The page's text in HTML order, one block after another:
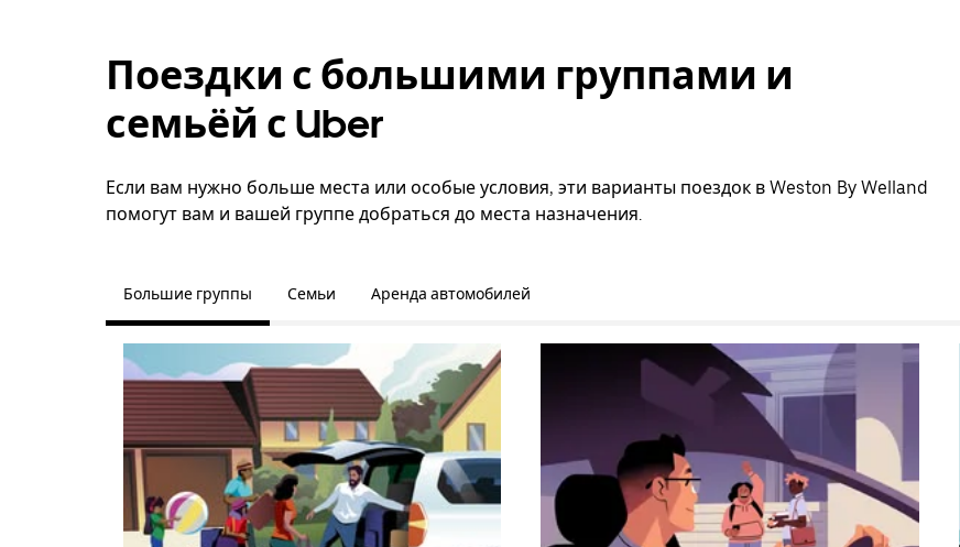
Поездки с большими группами и
семьёй с Uber
Если вам нужно больше места или особые условия, эти варианты поездок в Weston By Welland
помогут вам и вашей группе добраться до места назначения.
Большие группы Семьи Аренда автомобилей